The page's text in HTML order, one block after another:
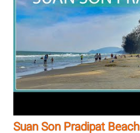
Suan Son Pradipat Beach